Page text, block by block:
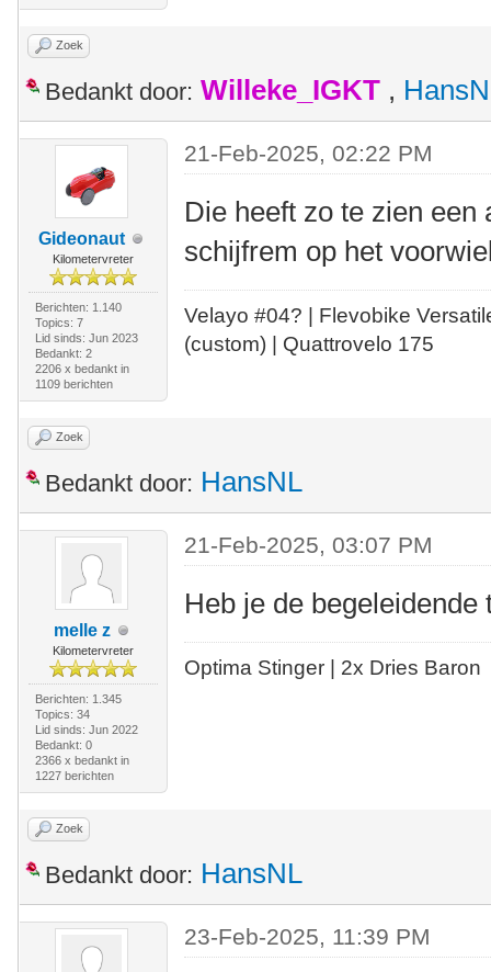
Zoek
Bedankt door: Willeke_IGKT ,
Gideonaut
Kilometervreter
Berichten: 1.140
Topics: 7
Lid sinds: Jun 2023
Bedankt: 2
2206 x bedankt in
1109 berichten
21-Feb-2025, 02:22 PM
Die heeft zo te zien een
schijfrem op het
Velayo #04? | Flevobike
(custom) | Quattrovelo 175
Zoek
Bedankt door: HansNL
melle z
Kilometervreter
Berichten: 1.345
Topics: 34
Lid sinds: Jun 2022
Bedankt: 0
2366 x bedankt in
1227 berichten
21-Feb-2025, 03:07 PM
Heb je de begeleidende
Optima Stinger | 2x Dries Baron
Zoek
Bedankt door: HansNL
23-Feb-2025, 11:39 PM